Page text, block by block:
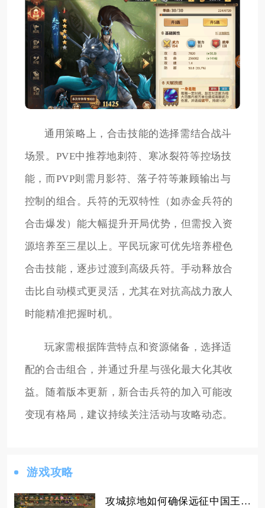
通用策略上，合击技能的选择需结合战斗
场景。PVE中推荐地刺符、寒冰裂符等控场技
能，而PVP则需月影符、落子符等兼顾输出与
控制的组合。兵符的无双特性（如赤金兵符的
合击爆发）能大幅提升开局优势，但需投入资
源培养至三星以上。平民玩家可优先培养橙色
合击技能，逐步过渡到高级兵符。手动释放合
击比自动模式更灵活，尤其在对抗高战力敌人
时能精准把握时机。
玩家需根据阵营特点和资源储备，选择适
配的合击组合，并通过升星与强化最大化其收
益。随着版本更新，新合击兵符的加入可能改
变现有格局，建议持续关注活动与攻略动态。
游戏攻略
攻城掠地如何确保远征中国王的安全与胜利